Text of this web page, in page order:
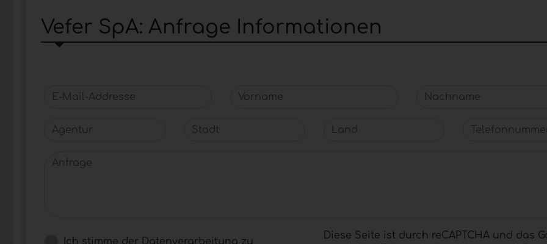
Vefer SpA: Anfrage Informationen
E-Mail-Addresse Vorname Nachname
Agentur Stadt Land Telefonnummer
Anfrage
Ich stimme der Datenverarbeitung zu
Diese Seite ist durch reCAPTCHA und das